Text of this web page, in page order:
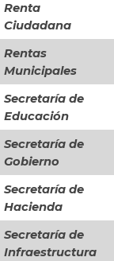
Renta
Ciudadana
Rentas
Municipales
Secretaría de
Educación
Secretaría de
Gobierno
Secretaría de
Hacienda
Secretaría de
Infraestructura